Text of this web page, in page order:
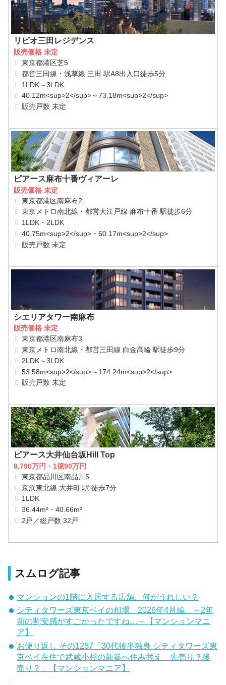
リビオ三田レジデンス
販売価格 未定
東京都港区芝5
都営三田線・浅草線 三田 駅A8出入口徒歩5分
1LDK～3LDK
40.12m<sup>2</sup>～73.18m<sup>2</sup>
販売戸数 未定
ピアース麻布十番ヴィアーレ
販売価格 未定
東京都港区南麻布2
東京メトロ南北線・都営大江戸線 麻布十番 駅徒歩6分
1LDK・2LDK
40.75m<sup>2</sup>・60.17m<sup>2</sup>
販売戸数 未定
シエリアタワー南麻布
販売価格 未定
東京都港区南麻布3
東京メトロ南北線・都営三田線 白金高輪 駅徒歩9分
2LDK～3LDK
53.58m<sup>2</sup>～174.24m<sup>2</sup>
販売戸数 未定
ピアース大井仙台坂Hill Top
8,790万円・1億90万円
東京都品川区南品川5
京浜東北線 大井町 駅 徒歩7分
1LDK
36.44m²・40.66m²
2戸／総戸数 32戸
スムログ記事
マンションの1階に入居する店舗、何がうれしい？
シティタワーズ東京ベイの相場 2026年4月編 ～2年
前の割安感がすごかったですね…～【マンションマニ
ア】
お便り返し その1287「30代後半独身 シティタワーズ東
京ベイ在住で武蔵小杉の新築へ住み替え 先売り？後
売り？」【マンションマニア】